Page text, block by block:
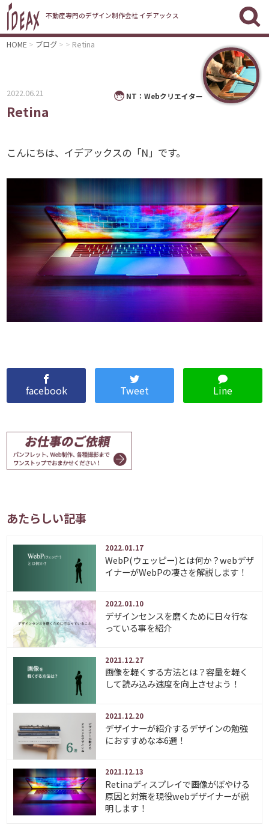
不動産専門のデザイン制作会社 イデアックス
HOME ブログ Retina
NT：Webクリエイター
2022.06.21
Retina
こんにちは、イデアックスの「N」です。
facebook Tweet Line
あたらしい記事
2022.01.17
WebP(ウェッピー)とは何か？webデザ
イナーがWebPの凄さを解説します！
2022.01.10
デザインセンスを磨くために日々行な
っている事を紹介
2021.12.27
画像を軽くする方法とは？容量を軽く
して読み込み速度を向上させよう！
2021.12.20
デザイナーが紹介するデザインの勉強
におすすめな本6選！
2021.12.13
Retinaディスプレイで画像がぼやける
原因と対策を現役webデザイナーが説
明します！